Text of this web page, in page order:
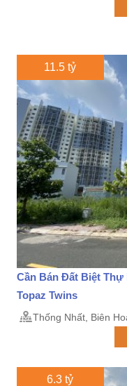
11.5 tỷ
Cần Bán Đất Biệt Thự
Topaz Twins
Thống Nhất, Biên
6.3 tỷ